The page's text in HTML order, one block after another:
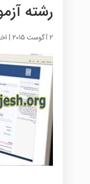
رشته
2 آگوست 2015 |